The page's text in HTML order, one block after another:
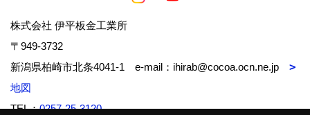
株式会社 伊平板金工業所
〒949-3732
新潟県柏崎市北条4041-1 e-mail：ihirab@cocoa.ocn.ne.jp
地図
TEL：0257-25-3120